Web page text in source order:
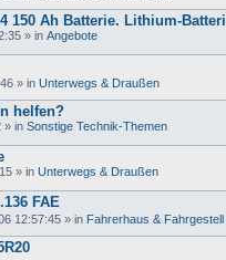
150 Ah Batterie. Lithium-
» in Angebote
» in Unterwegs & Draußen
helfen?
» in Sonstige Technik-Themen
» in Unterwegs & Draußen
FAE
12:57:45 » in Fahrerhaus & Fahrgestell